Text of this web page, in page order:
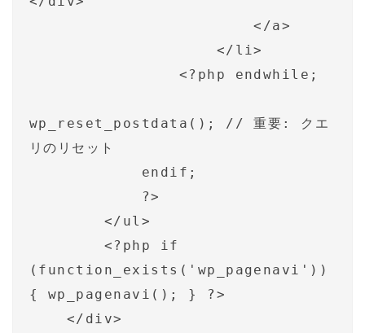
                        </a>
wp_reset_postdata(); // 重要: クエ
リのリセット
(function_exists('wp_pagenavi'))
{ wp_pagenavi(); } ?>